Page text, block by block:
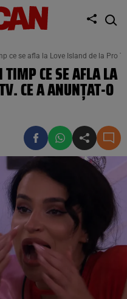
ce se afla la Love Island de la Pro
CE SE AFLA LA
CE A ANUNȚAT-O